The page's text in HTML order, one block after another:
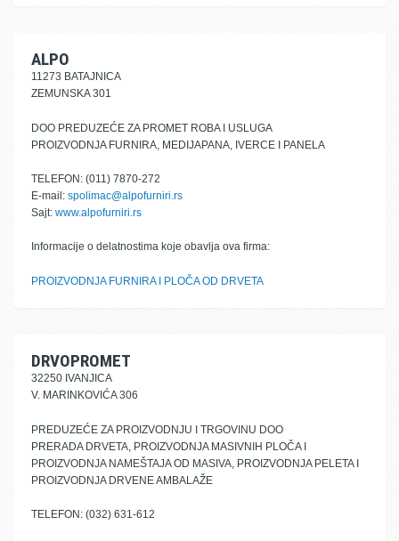
ALPO
11273 BATAJNICA
ZEMUNSKA 301
DOO PREDUZEĆE ZA PROMET ROBA I USLUGA
PROIZVODNJA FURNIRA, MEDIJAPANA, IVERCE I PANELA
TELEFON: (011) 7870-272
E-mail: spolimac@alpofurniri.rs
Sajt: www.alpofurniri.rs
Informacije o delatnostima koje obavlja ova firma:
PROIZVODNJA FURNIRA I PLOČA OD DRVETA
DRVOPROMET
32250 IVANJICA
V. MARINKOVIĆA 306
PREDUZEĆE ZA PROIZVODNJU I TRGOVINU DOO
PRERADA DRVETA, PROIZVODNJA MASIVNIH PLOČA I
PROIZVODNJA NAMEŠTAJA OD MASIVA, PROIZVODNJA PELETA I
PROIZVODNJA DRVENE AMBALAŽE
TELEFON: (032) 631-612